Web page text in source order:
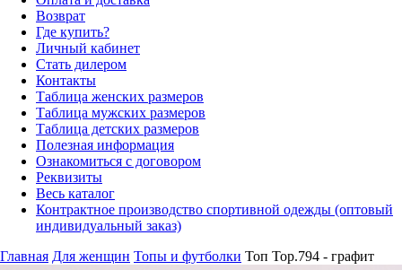
Возврат
Где купить?
Личный кабинет
Стать дилером
Контакты
Таблица женских размеров
Таблица мужских размеров
Таблица детских размеров
Полезная информация
Ознакомиться с договором
Реквизиты
Весь каталог
Контрактное производство спортивной одежды (оптовый
индивидуальный заказ)
Главная Для женщин Топы и футболки Топ Top.794 - графит